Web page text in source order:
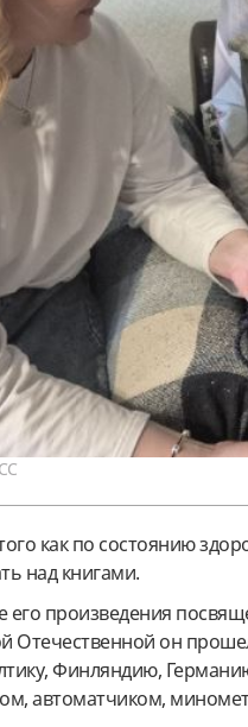
как по состоянию
над книгами.
его произведения
Отечественной он
Финляндию,
автоматчиком,